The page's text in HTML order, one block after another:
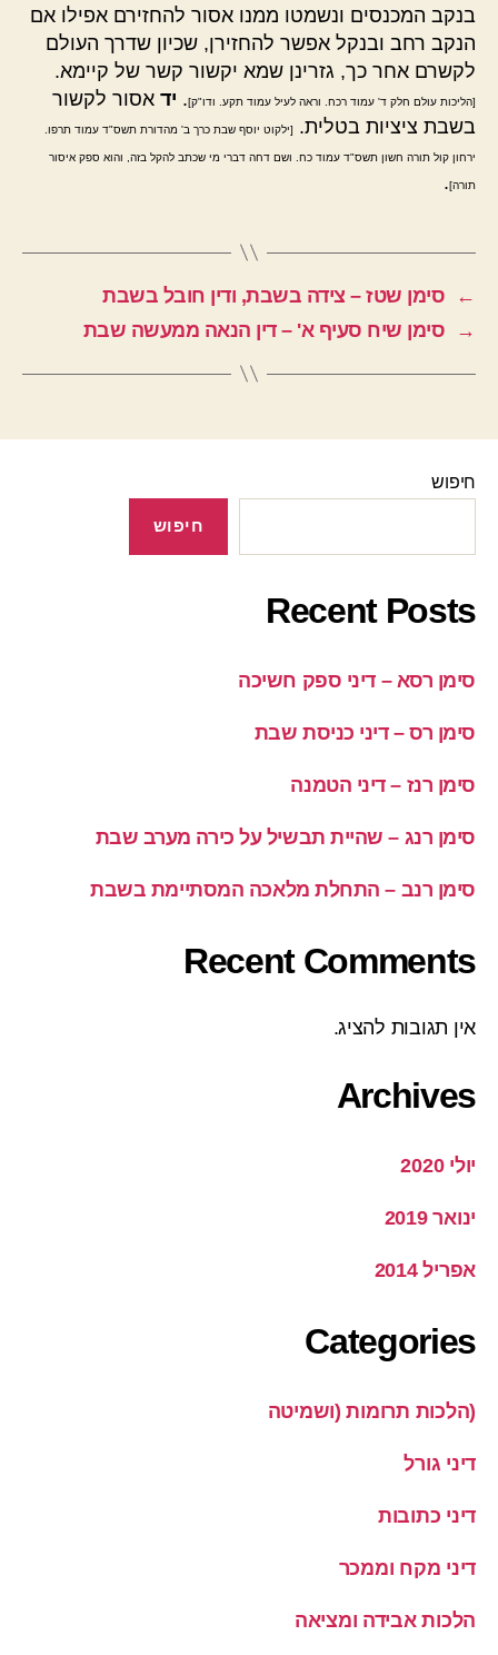
בנקב המכנסים ונשמטו ממנו אסור להחזירם אפילו אם
הנקב רחב ובנקל אפשר להחזירן, שכיון שדרך העולם
לקשרם אחר כך, גזרינן שמא יקשור קשר של קיימא.
[הליכות עולם חלק ד' עמוד רכח. וראה לעיל עמוד תקע. ודו"ק]. יד אסור לקשור
בשבת ציציות בטלית.
[ילקוט יוסף שבת כרך ב' מהדורת תשס"ד עמוד תרפו.
ירחון קול תורה חשון תשס"ד עמוד כח. ושם דחה דברי מי שכתב להקל בזה, והוא ספק איסור
תורה].
←
סימן שטז – צידה בשבת, ודין חובל בשבת
→
סימן שיח סעיף א' – דין הנאה ממעשה שבת
חיפוש
חיפוש
Recent Posts
סימן רסא – דיני ספק חשיכה
סימן רס – דיני כניסת שבת
סימן רנז – דיני הטמנה
סימן רנג – שהיית תבשיל על כירה מערב שבת
סימן רנב – התחלת מלאכה המסתיימת בשבת
Recent Comments
אין תגובות להציג.
Archives
יולי 2020
ינואר 2019
אפריל 2014
Categories
(הלכות תרומות (ושמיטה
דיני גורל
דיני כתובות
דיני מקח וממכר
הלכות אבידה ומציאה